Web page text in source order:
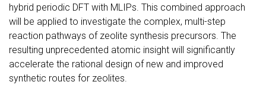
hybrid periodic DFT with MLIPs. This combined approach
will be applied to investigate the complex, multi-step
reaction pathways of zeolite synthesis precursors. The
resulting unprecedented atomic insight will significantly
accelerate the rational design of new and improved
synthetic routes for zeolites.